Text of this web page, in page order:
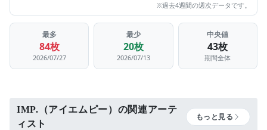
※過去4週間の週次データです。
最多
84枚
2026/07/27
最少
20枚
2026/07/13
中央値
43枚
期間全体
IMP.（アイエムピー）の関連アーテ
ィスト
もっと見る